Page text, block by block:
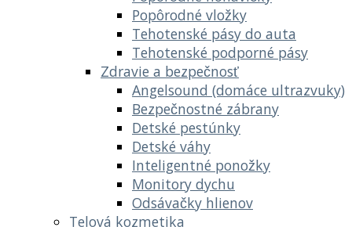
Popôrodné vložky
Tehotenské pásy do auta
Tehotenské podporné pásy
Zdravie a bezpečnosť
Angelsound (domáce ultrazvuky)
Bezpečnostné zábrany
Detské pestúnky
Detské váhy
Inteligentné ponožky
Monitory dychu
Odsávačky hlienov
Telová kozmetika